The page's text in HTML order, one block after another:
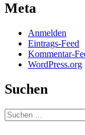
Meta
Anmelden
Eintrags-Feed
Kommentar-
WordPress.org
Suchen
Suchen
nach: